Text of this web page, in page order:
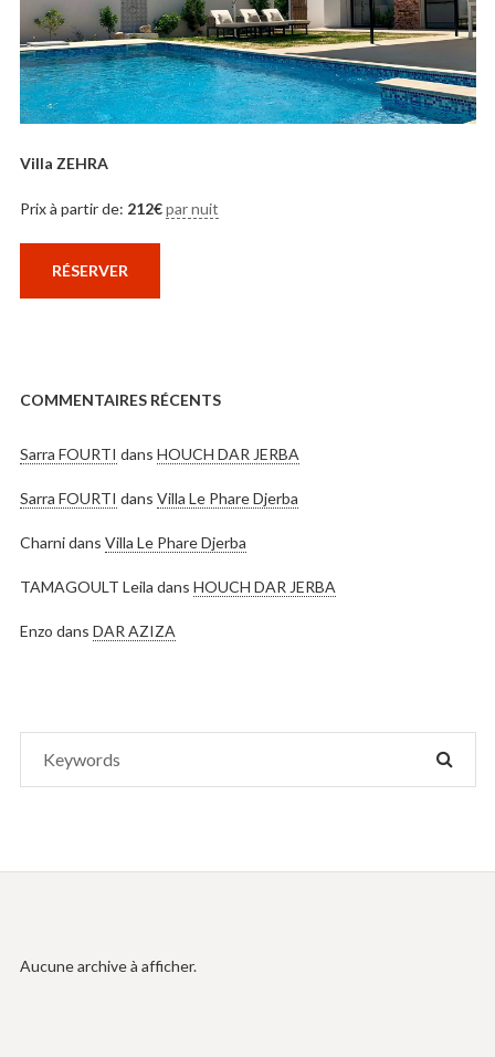
Villa ZEHRA
Prix à partir de: 212€ par nuit
RÉSERVER
COMMENTAIRES RÉCENTS
Sarra FOURTI dans HOUCH DAR JERBA
Sarra FOURTI dans Villa Le Phare Djerba
Charnidans Villa Le Phare Djerba
TAMAGOULT Leila dans HOUCH DAR JERBA
Enzo dans DAR AZIZA
Aucune archive à afficher.